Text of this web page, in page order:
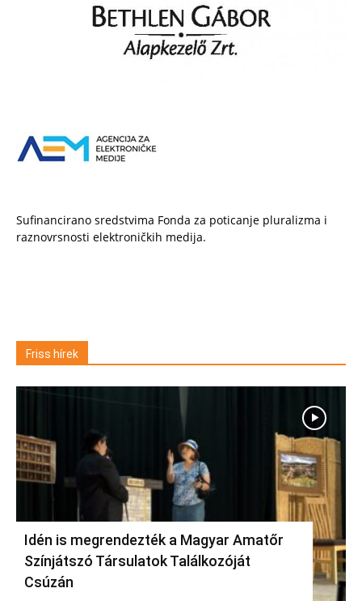
Sufinancirano sredstvima Fonda za poticanje pluralizma i
raznovrsnosti elektroničkih medija.
Friss hírek
Idén is megrendezték a Magyar Amatőr
Színjátszó Társulatok Találkozóját
Csúzán